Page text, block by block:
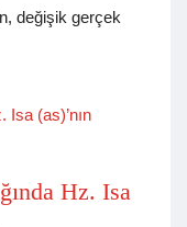
değişik gerçek
Hz. Isa